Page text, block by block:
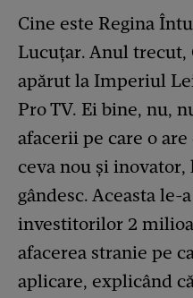
Cine este Regina
Lucuțar. Anul trecut,
apărut la Imperiul
Pro TV. Ei bine, nu,
afacerii pe care o
ceva nou și
gândesc. Aceasta le-
investitorilor 2
afacerea stranie pe
aplicare, explicând